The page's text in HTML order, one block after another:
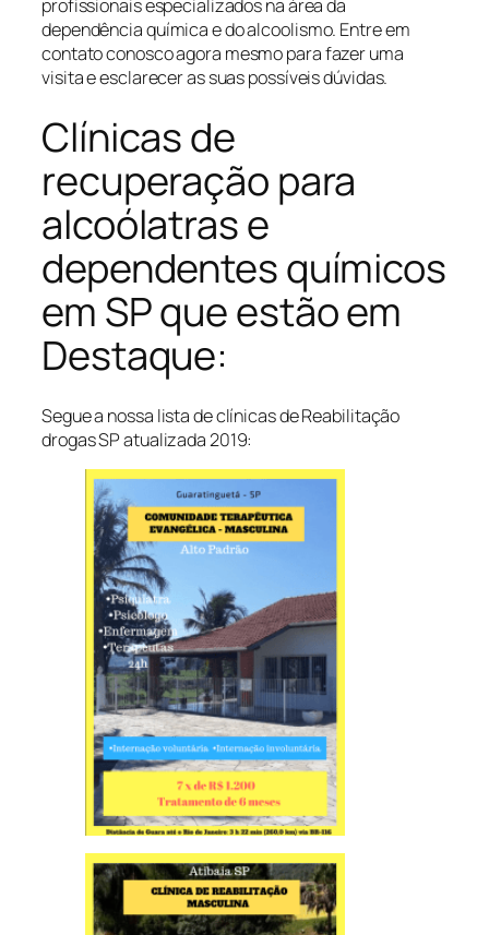
profissionais especializados na área da
dependência química e do alcoolismo. Entre em
contato conosco agora mesmo para fazer uma
visita e esclarecer as suas possíveis dúvidas.
Clínicas de
recuperação para
alcoólatras e
dependentes químicos
em SP que estão em
Destaque:
Segue a nossa lista de clínicas de Reabilitação
drogas SP atualizada 2019: